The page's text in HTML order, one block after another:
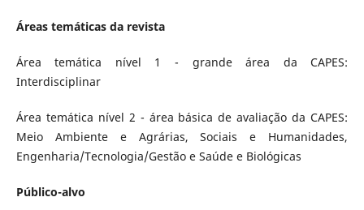
Áreas temáticas da revista
Área temática nível 1 - grande área da CAPES:
Interdisciplinar
Área temática nível 2 - área básica de avaliação da CAPES:
Meio Ambiente e Agrárias, Sociais e Humanidades,
Engenharia/Tecnologia/Gestão e Saúde e Biológicas
Público-alvo